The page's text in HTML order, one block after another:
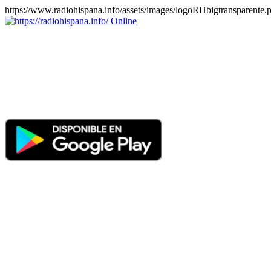
https://www.radiohispana.info/assets/images/
Online